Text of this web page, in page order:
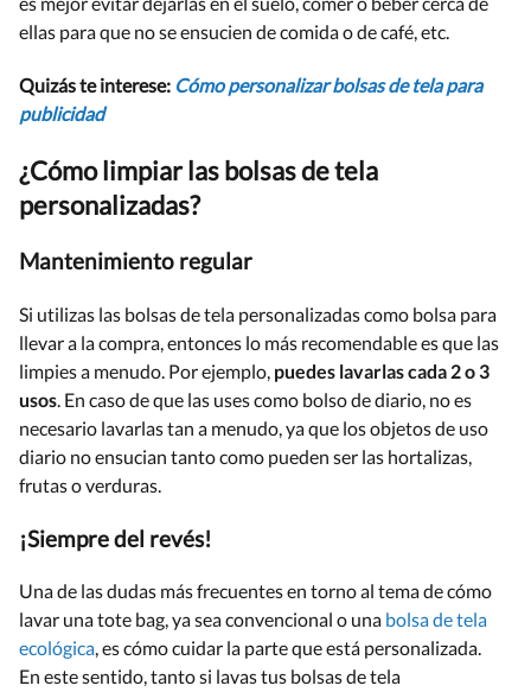
ellas para que no se ensucien de comida o de café, etc.
Quizás te interese: Cómo personalizar bolsas de tela para
publicidad
¿Cómo limpiar las bolsas de tela
personalizadas?
Mantenimiento regular
Si utilizas las bolsas de tela personalizadas como bolsa para
llevar a la compra, entonces lo más recomendable es que las
limpies a menudo. Por ejemplo, puedes lavarlas cada 2 o 3
usos . En caso de que las uses como bolso de diario, no es
necesario lavarlas tan a menudo, ya que los objetos de uso
diario no ensucian tanto como pueden ser las hortalizas,
frutas o verduras.
¡Siempre del revés!
Una de las dudas más frecuentes en torno al tema de cómo
lavar una tote bag, ya sea convencional o una bolsa de tela
ecológica, es cómo cuidar la parte que está personalizada.
En este sentido, tanto si lavas tus bolsas de tela